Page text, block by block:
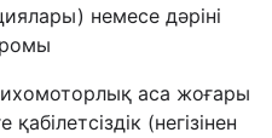
немесе дәріні
аса жоғары
(негізінен